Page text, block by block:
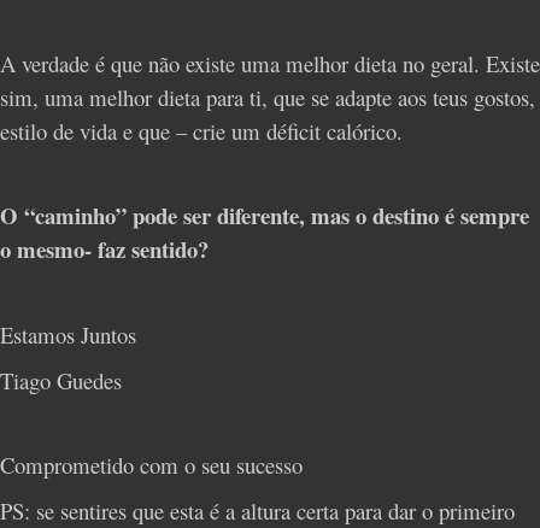
A verdade é que não existe uma melhor dieta no geral. Existe
sim, uma melhor dieta para ti, que se adapte aos teus gostos,
estilo de vida e que – crie um déficit calórico.
O “caminho” pode ser diferente, mas o destino é sempre
o mesmo- faz sentido?
Estamos Juntos
Tiago Guedes
Comprometido com o seu sucesso
PS: se sentires que esta é a altura certa para dar o primeiro